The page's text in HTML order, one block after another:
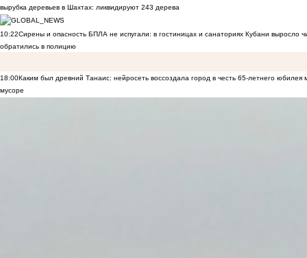
вырубка деревьев в Шахтах: ликвидируют 243 дерева
10:22Сирены и опасность БПЛА не испугали: в гостиницах и санаториях Кубани выросло
обратились в полицию
18:00Каким был древний Танаис: нейросеть воссоздала город в честь 65-летнего юбилея
мусоре